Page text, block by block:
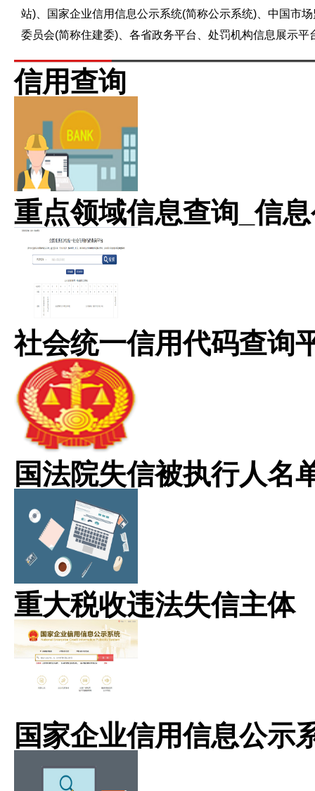
站)、国家企业信用信息公示系统(简称公示系统)、中国市
委员会(简称住建委)、各省政务平台、处罚机构信息展示
信用查询
重点领域信息查询_信
社会统一信用代码查询
国法院失信被执行人名
重大税收违法失信主体
国家企业信用信息公示